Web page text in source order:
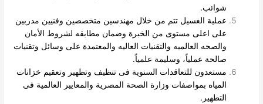
شوائب.
عملية الغسيل تتم من خلال مهندسين متخصصين وفنيين مدربين
على اعلى مستوى من الخبرة وضمان مطابقه لشروط الأمان
والصحه العالميه والتقنيات العاليه والمعتمدة على وسائل وتقنيات
صالحة عملياً، وسليمة علمياً.
مستعدون للتعاقدات السنوية فى تنظيف وتطهير وتعقيم خزانات
المياه بمواصفات وزارة الصحة المصرية والمعايير العالمية فى
التطهير.